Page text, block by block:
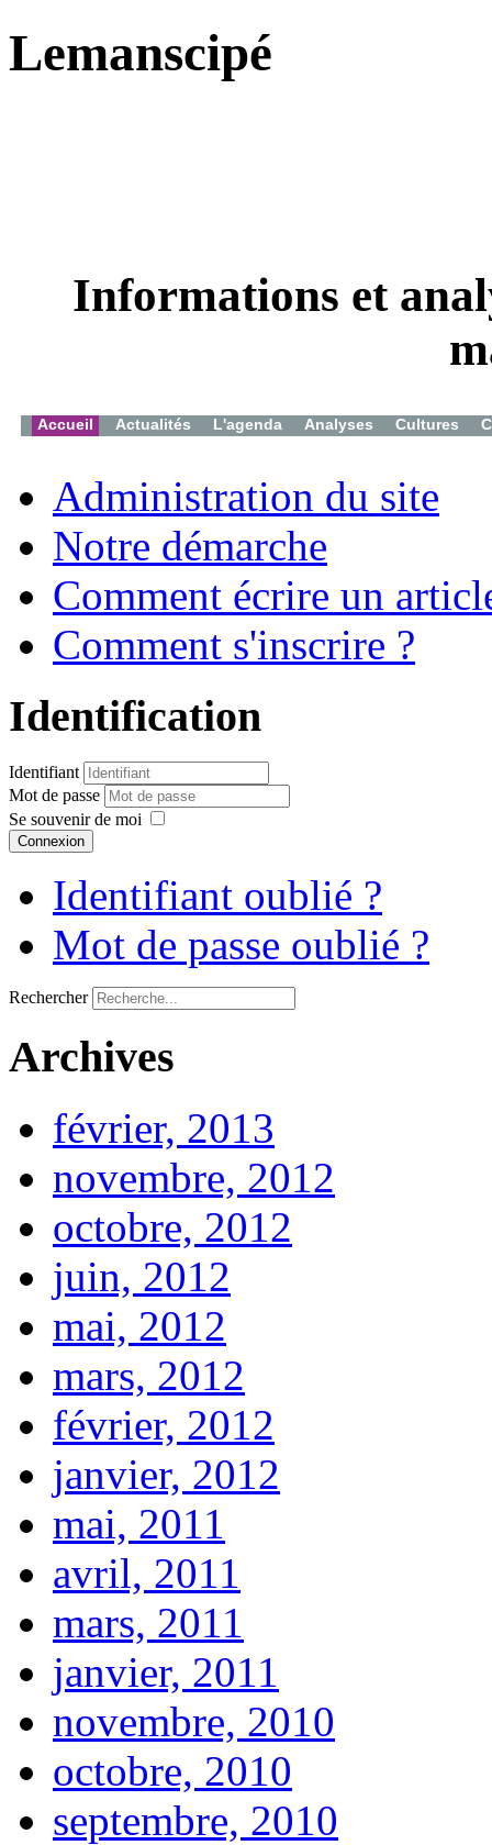
Lemanscipé
Informations et
Accueil Actualités L'agenda Analyses Cultures
Administration du site
Notre démarche
Comment écrire un
Comment s'inscrire ?
Identification
Identifiant
Mot de passe
Se souvenir de moi
Connexion
Identifiant oublié ?
Mot de passe oublié ?
Rechercher
Archives
février, 2013
novembre, 2012
octobre, 2012
juin, 2012
mai, 2012
mars, 2012
février, 2012
janvier, 2012
mai, 2011
avril, 2011
mars, 2011
janvier, 2011
novembre, 2010
octobre, 2010
septembre, 2010